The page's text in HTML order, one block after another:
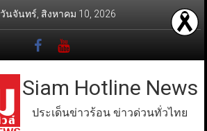
วันจันทร์, สิงหาคม 10, 2026
Siam Hotline News
ประเด็นข่าวร้อน ข่าวด่วนทั่วไทย